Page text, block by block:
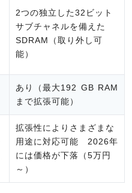
2つの独立した32ビット
サブチャネルを備えた
SDRAM（取り外し可
能）
あり（最大192 GB RAM
まで拡張可能）
拡張性によりさまざまな
用途に対応可能 2026年
には価格が下落（5万円
～）